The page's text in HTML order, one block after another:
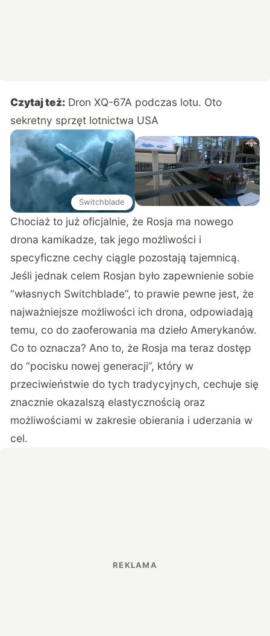
Czytaj też: Dron XQ-67A podczas lotu. Oto
sekretny sprzęt lotnictwa USA
Switchblade
Chociaż to już oficjalnie, że Rosja ma nowego
drona kamikadze, tak jego możliwości i
specyficzne cechy ciągle pozostają tajemnicą.
Jeśli jednak celem Rosjan było zapewnienie sobie
“własnych Switchblade”, to prawie pewne jest, że
najważniejsze możliwości ich drona, odpowiadają
temu, co do zaoferowania ma dzieło Amerykanów.
Co to oznacza? Ano to, że Rosja ma teraz dostęp
do “pocisku nowej generacji”, który w
przeciwieństwie do tych tradycyjnych, cechuje się
znacznie okazalszą elastycznością oraz
możliwościami w zakresie obierania i uderzania w
cel.